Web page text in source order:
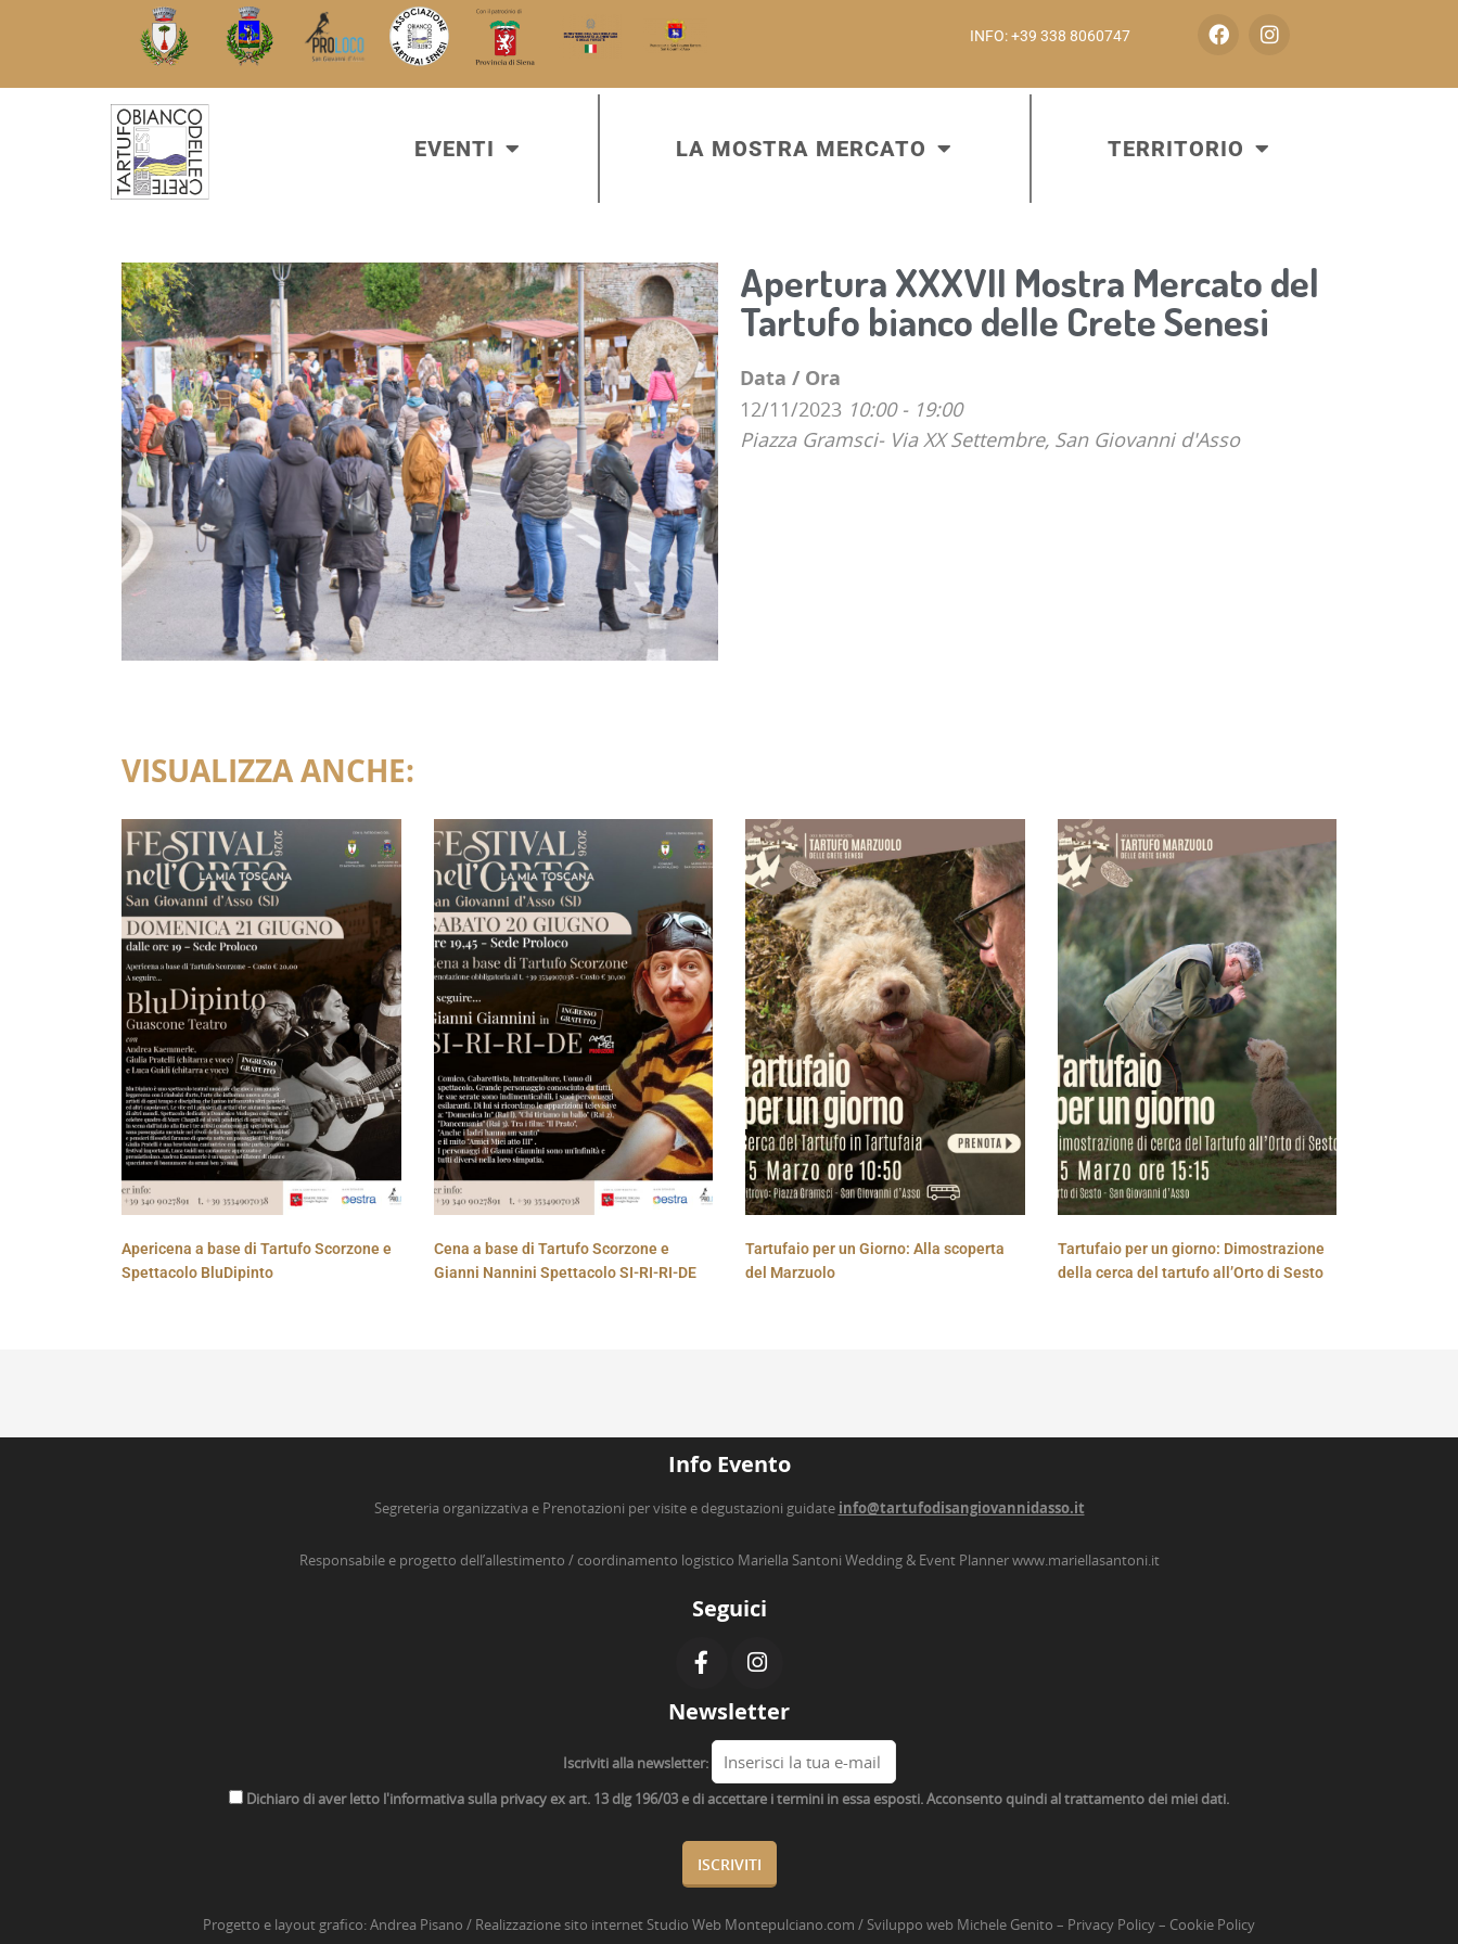
INFO: +39 338 8060747
EVENTI LA MOSTRA MERCATO TERRITORIO
Apertura XXXVII Mostra Mercato del
Tartufo bianco delle Crete Senesi
Data / Ora
12/11/2023 10:00 - 19:00
Piazza Gramsci- Via XX Settembre, San Giovanni d'Asso
VISUALIZZA ANCHE:
Apericena a base di Tartufo Scorzone e
Spettacolo BluDipinto
Cena a base di Tartufo Scorzone e
Gianni Nannini Spettacolo SI-RI-RI-DE
Tartufaio per un Giorno: Alla scoperta
del Marzuolo
Tartufaio per un giorno: Dimostrazione
della cerca del tartufo all’Orto di Sesto
Info Evento
Segreteria organizzativa e Prenotazioni per visite e degustazioni guidate info@tartufodisangiovannidasso.it
Responsabile e progetto dell’allestimento / coordinamento logistico Mariella Santoni Wedding & Event Plannerwww.mariellasantoni.it
Seguici
Newsletter
Iscriviti alla newsletter:
Dichiaro di aver letto l'informativa sulla privacy ex art. 13 dlg 196/03 e di accettare i termini in essa esposti. Acconsento quindi al trattamento dei miei dati.
Progetto e layout grafico:Andrea Pisano / Realizzazione sito internet Studio Web Montepulciano.com / Sviluppo web Michele Genito – Privacy Policy– Cookie Policy